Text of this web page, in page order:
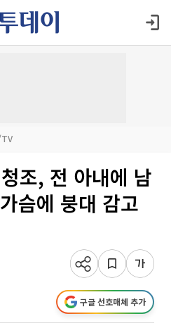
TV
조, 전 아내에 남
슴에 붕대 감고
구글 선호매체 추가